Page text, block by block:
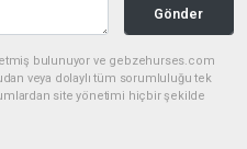
Gönder
etmiş bulunuyor ve gebzehurses.com
veya dolaylı tüm sorumluluğu tek
site yönetimi hiçbir şekilde